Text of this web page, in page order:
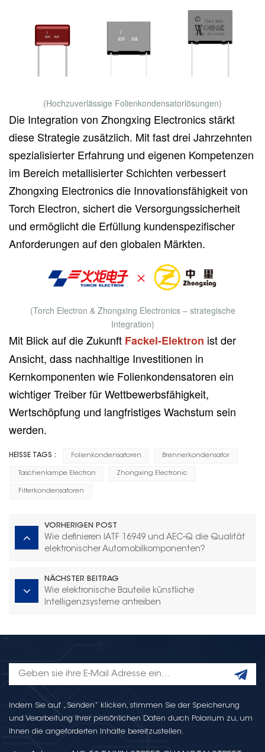
(Hochzuverlässige Folienkondensatorlösungen)
Die Integration von Zhongxing Electronics stärkt
diese Strategie zusätzlich. Mit fast drei Jahrzehnten
spezialisierter Erfahrung und eigenen Kompetenzen
im Bereich metallisierter Schichten verbessert
Zhongxing Electronics die Innovationsfähigkeit von
Torch Electron, sichert die Versorgungssicherheit
und ermöglicht die Erfüllung kundenspezifischer
Anforderungen auf den globalen Märkten.
(Torch Electron & Zhongxing Electronics – strategische
Integration)
Mit Blick auf die Zukunft Fackel-Elektron ist der
Ansicht, dass nachhaltige Investitionen in
Kernkomponenten wie Folienkondensatoren ein
wichtiger Treiber für Wettbewerbsfähigkeit,
Wertschöpfung und langfristiges Wachstum sein
werden.
HEISSE TAGS : Folienkondensatoren Brennerkondensator
Taschenlampe Electron Zhongxing Electronic
Filterkondensatoren
VORHERIGEN POST
Wie definieren IATF 16949 und AEC-Q die Qualität
elektronischer Automobilkomponenten?
NÄCHSTER BEITRAG
Wie elektronische Bauteile künstliche
Intelligenzsysteme antreiben
Indem Sie auf „Senden“ klicken, stimmen Sie der Speicherung
und Verarbeitung Ihrer persönlichen Daten durch Polarium zu, um
Ihnen die angeforderten Inhalte bereitzustellen.